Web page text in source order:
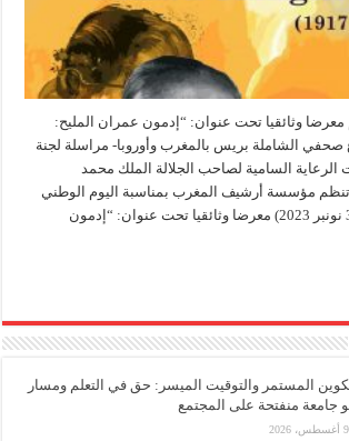
وثائقيا تحت عنوان: “إدمون عمران المليح:
صحفي الشاملة بريس بالمغرب وأوروبا- مراسلة لجنة
الرعاية السامية لصاحب الجلالة الملك محمد
تنظم مؤسسة أرشيف المغرب بمناسبة اليوم الوطني
للأرشيف (الخميس 30 نونبر 2023) معرضا وثائقيا تحت عنوان: “إدمون
المستمر والتوقيت الميسر: حق في التعلم ومسار
جامعة منفتحة على المجتمع
9 أغسطس، 2026